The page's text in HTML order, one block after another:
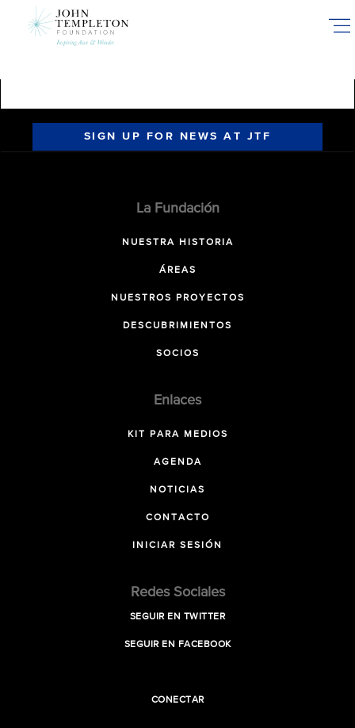
SIGN UP FOR NEWS AT JTF
La Fundación
NUESTRA HISTORIA
ÁREAS
NUESTROS PROYECTOS
DESCUBRIMIENTOS
SOCIOS
Enlaces
KIT PARA MEDIOS
AGENDA
NOTICIAS
CONTACTO
INICIAR SESIÓN
Redes Sociales
SEGUIR EN TWITTER
SEGUIR EN FACEBOOK
CONECTAR